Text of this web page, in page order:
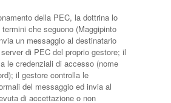
della PEC, la dottrina lo
che seguono (Maggipinto
un messaggio al destinatario
di PEC del proprio gestore; il
le credenziali di accesso (nome
il gestore controlla le
del messaggio ed invia al
di accettazione o non